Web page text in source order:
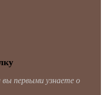
первыми узнаете о